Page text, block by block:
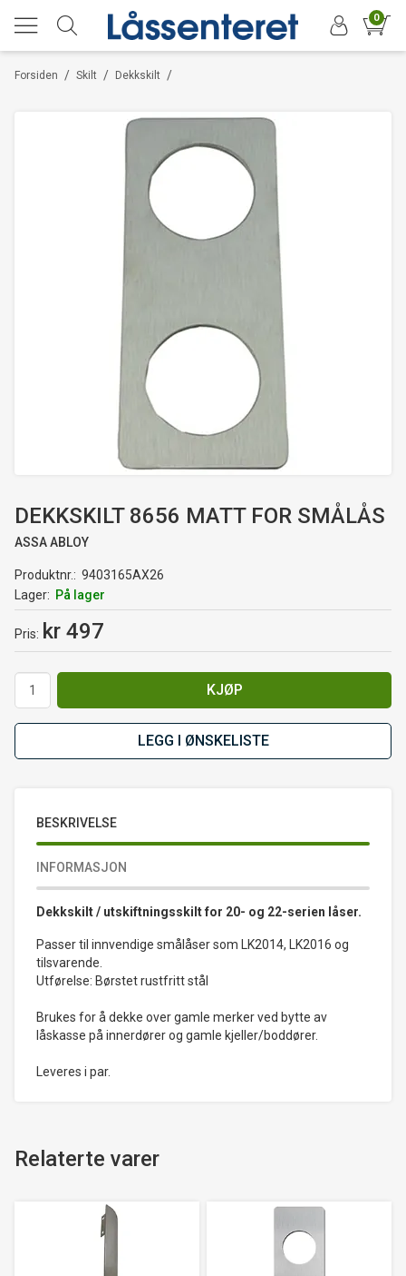
0
/
Forsiden /
Skilt /
Dekkskilt
DEKKSKILT 8656 MATT FOR SMÅLÅS
ASSA ABLOY
Produktnr.
9403165AX26
Lager
På lager
Pris kr 497
KJØP
LEGG I ØNSKELISTE
BESKRIVELSE
INFORMASJON
Dekkskilt / utskiftningsskilt for 20- og 22-serien låser.
Passer til innvendige smålåser som LK2014, LK2016 og
tilsvarende.
Utførelse: Børstet rustfritt stål
Brukes for å dekke over gamle merker ved bytte av
låskasse på innerdører og gamle kjeller/boddører.
Leveres i par.
Relaterte varer